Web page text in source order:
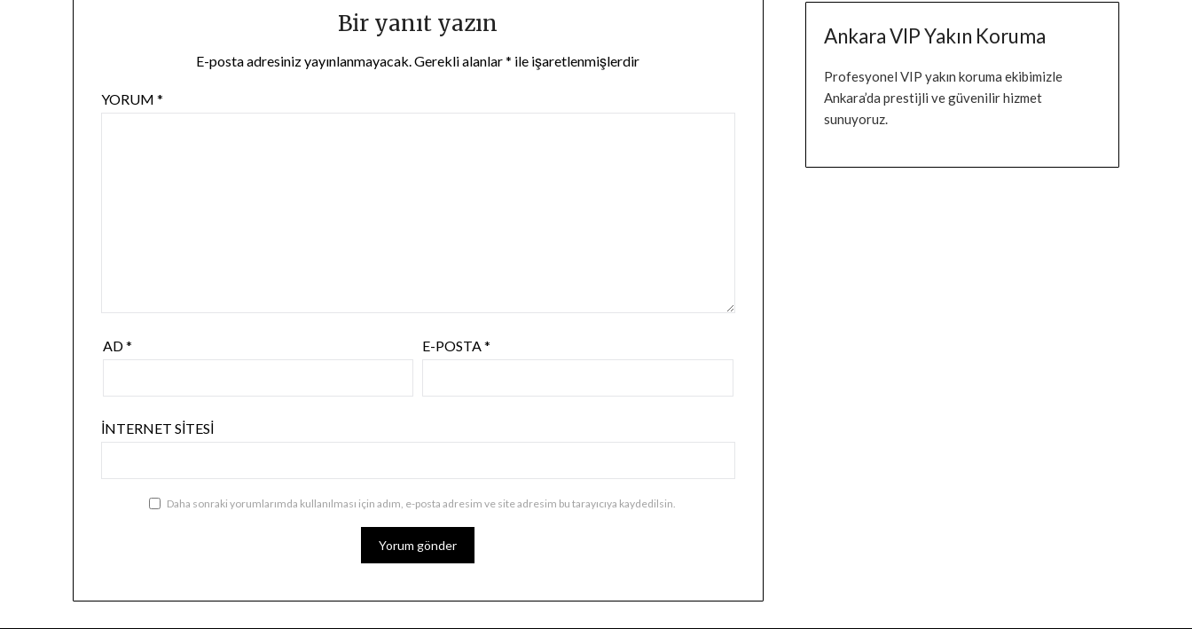
Bir yanıt yazın
E-posta adresiniz yayınlanmayacak.Gerekli alanlar* ile işaretlenmişlerdir
YORUM*
AD* E-POSTA*
İNTERNET SITESI
Daha sonraki yorumlarımda kullanılması için adım, e-posta adresim ve site adresim bu tarayıcıya kaydedilsin.
Ankara VIP Yakın Koruma
Profesyonel VIP yakın koruma ekibimizle
Ankara’da prestijli ve güvenilir hizmet
sunuyoruz.